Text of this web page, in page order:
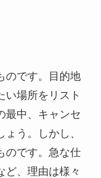
のです。目的地
い場所をリスト
最中、キャンセ
う。しかし、
のです。急な仕
ど、理由は様々